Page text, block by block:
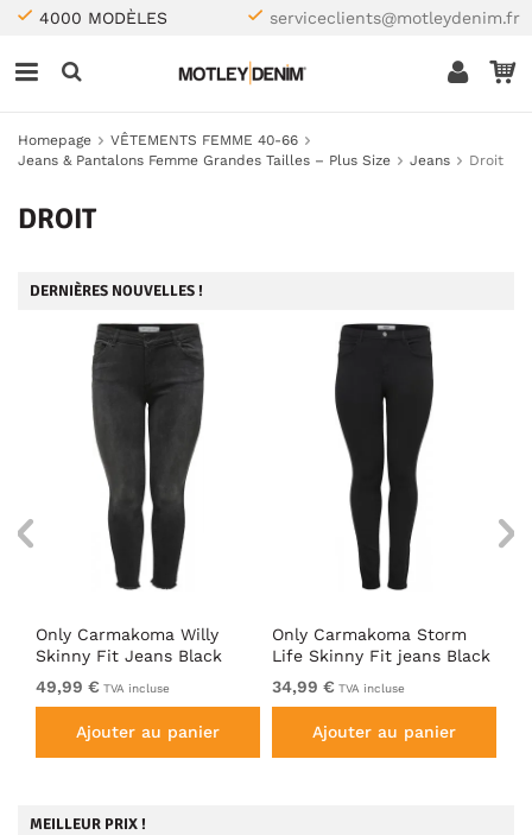
4000 MODÈLES serviceclients@motleydenim.fr
Homepage
VÊTEMENTS FEMME 40-66
Jeans & Pantalons Femme Grandes Tailles – Plus Size
Jeans Droit
DROIT
DERNIÈRES NOUVELLES !
Only Carmakoma Willy
Skinny Fit Jeans Black
49,99 € TVA incluse
Ajouter au panier
Only Carmakoma Storm
Life Skinny Fit jeans Black
34,99 € TVA incluse
Ajouter au panier
MEILLEUR PRIX !